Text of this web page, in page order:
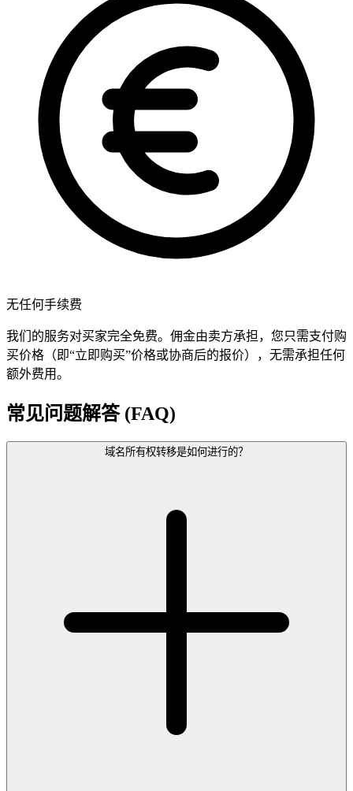
无任何手续费
我们的服务对买家完全免费。佣金由卖方承担，您只需支付购
买价格（即“立即购买”价格或协商后的报价），无需承担任何
额外费用。
常见问题解答 (FAQ)
域名所有权转移是如何进行的？